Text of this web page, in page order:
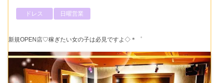
ドレス 日曜営業
新規OPEN店♡稼ぎたい女の子は必見ですよ◇＊゜